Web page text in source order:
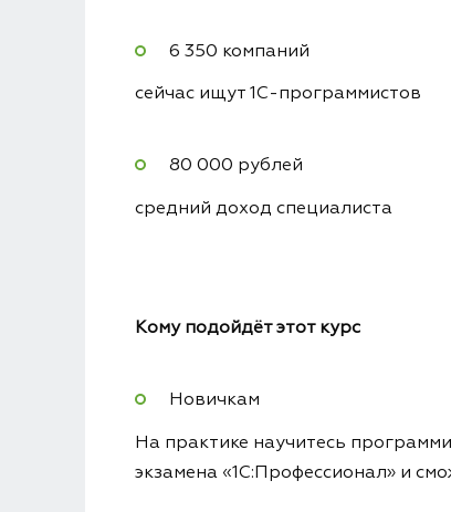
6 350 компаний
сейчас ищут 1С-программистов
80 000 рублей
средний доход специалиста
Кому подойдёт этот курс
Новичкам
На практике научитесь
экзамена «1С:Профессионал» и